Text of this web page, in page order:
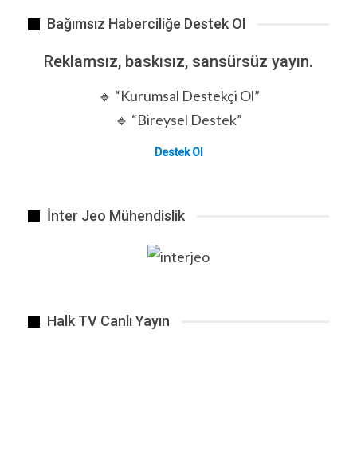
Bağımsız Haberciliğe Destek Ol
Reklamsız, baskısız, sansürsüz yayın.
🔹 “Kurumsal Destekçi Ol”
🔹 “Bireysel Destek”
Destek Ol
İnter Jeo Mühendislik
Halk TV Canlı Yayın